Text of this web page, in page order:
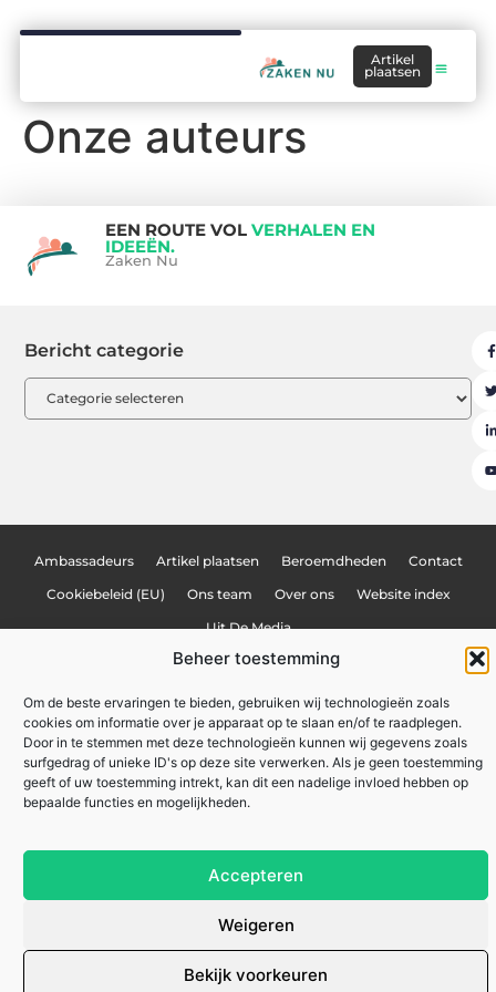
Beheer toestemming
Om de beste ervaringen te bieden, gebruiken wij technologieën zoals
cookies om informatie over je apparaat op te slaan en/of te raadplegen.
Door in te stemmen met deze technologieën kunnen wij gegevens zoals
surfgedrag of unieke ID's op deze site verwerken. Als je geen toestemming
geeft of uw toestemming intrekt, kan dit een nadelige invloed hebben op
bepaalde functies en mogelijkheden.
Accepteren
Weigeren
Bekijk voorkeuren
Artikel
plaatsen
Onze auteurs
EEN ROUTE VOL VERHALEN EN
IDEEËN.
Zaken Nu
Bericht categorie
Ambassadeurs Artikel plaatsen Beroemdheden Contact
Cookiebeleid (EU) Ons team Over ons Website index
Uit De Media
Nederlandse linkbuilding: hoe jij je website naar de top van Google tilt
Linkbuilding geld verdienen: hoe jij online inkomsten kunt genereren
Lokale marketing: meer klanten uit je eigen regio